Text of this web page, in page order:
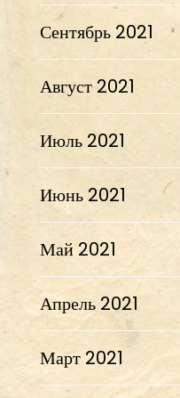
Сентябрь 2021
Август 2021
Июль 2021
Июнь 2021
Май 2021
Апрель 2021
Март 2021